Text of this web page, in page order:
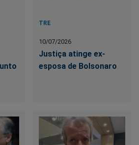
TRE
10/07/2026
Justiça atinge ex-
esposa de Bolsonaro